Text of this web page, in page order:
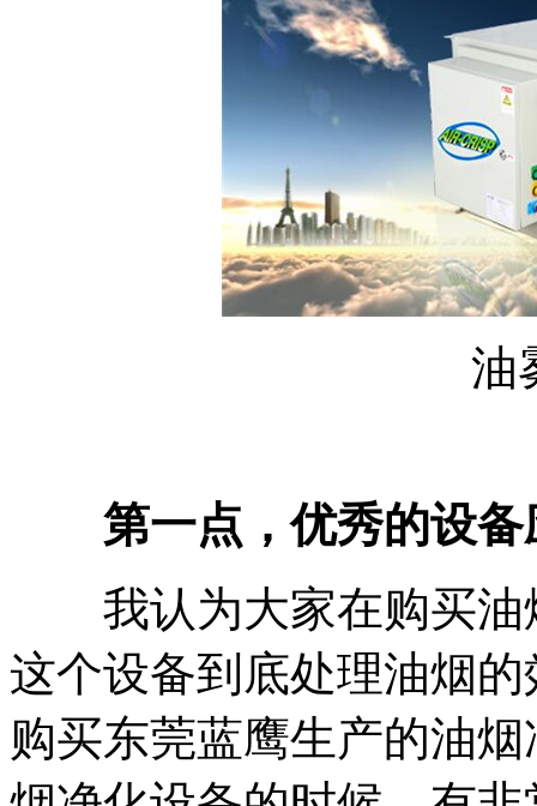
油
第一点，优秀的设备
我认为大家在购买油
这个设备到底处理油烟
购买东莞蓝鹰生产的油